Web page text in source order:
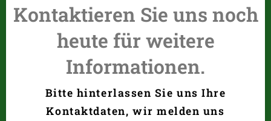
Kontaktieren Sie uns noch
heute für weitere
Informationen.
Bitte hinterlassen Sie uns Ihre
Kontaktdaten, wir melden uns